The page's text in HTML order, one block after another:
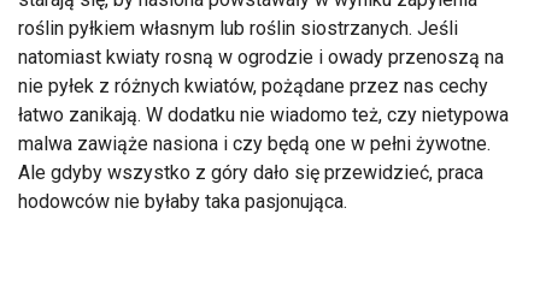
roślin pyłkiem własnym lub roślin siostrzanych. Jeśli
natomiast kwiaty rosną w ogrodzie i owady przenoszą na
nie pyłek z różnych kwiatów, pożądane przez nas cechy
łatwo zanikają. W dodatku nie wiadomo też, czy nietypowa
malwa zawiąże nasiona i czy będą one w pełni żywotne.
Ale gdyby wszystko z góry dało się przewidzieć, praca
hodowców nie byłaby taka pasjonująca.